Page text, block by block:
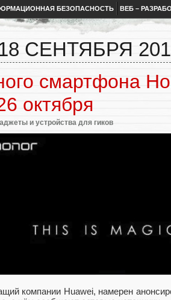
БЕЗОПАСНОСТЬ ВЕБ –
СЕНТЯБРЯ
смартфона
октября
и устройства для гиков
компании Huawei, намерен